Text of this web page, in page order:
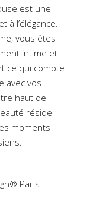
est une
à l’élégance.
vous êtes
intime et
ce qui compte
avec vos
haut de
réside
moments
Paris